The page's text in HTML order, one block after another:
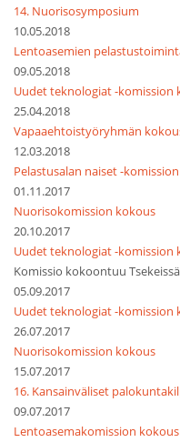
14. Nuorisosymposium
10.05.2018
Lentoasemien
09.05.2018
Uudet teknologiat -komission
25.04.2018
Vapaaehtoistyöryhmän
12.03.2018
Pelastusalan naiset -
01.11.2017
Nuorisokomission kokous
20.10.2017
Uudet teknologiat -komission
Komissio kokoontuu
05.09.2017
Uudet teknologiat -komission
26.07.2017
Nuorisokomission kokous
15.07.2017
16. Kansainväliset
09.07.2017
Lentoasemakomission kokous